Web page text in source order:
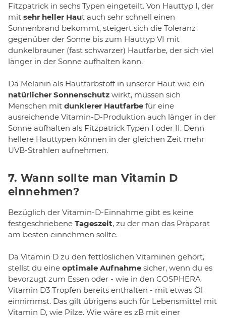
Fitzpatrick in sechs Typen eingeteilt. Von Hauttyp I, der
mit sehr heller Haut auch sehr schnell einen
Sonnenbrand bekommt, steigert sich die Toleranz
gegenüber der Sonne bis zum Hauttyp VI mit
dunkelbrauner (fast schwarzer) Hautfarbe, der sich viel
länger in der Sonne aufhalten kann.
Da Melanin als Hautfarbstoff in unserer Haut wie ein
natürlicher Sonnenschutz wirkt, müssen sich
Menschen mit dunklerer Hautfarbe für eine
ausreichende Vitamin-D-Produktion auch länger in der
Sonne aufhalten als Fitzpatrick Typen I oder II. Denn
hellere Hauttypen können in der gleichen Zeit mehr
UVB-Strahlen aufnehmen.
7. Wann sollte man Vitamin D
einnehmen?
Bezüglich der Vitamin-D-Einnahme gibt es keine
festgeschriebene Tageszeit, zu der man das Präparat
am besten einnehmen sollte.
Da Vitamin D zu den fettlöslichen Vitaminen gehört,
stellst du eine optimale Aufnahme sicher, wenn du es
bevorzugt zum Essen oder - wie in den COSPHERA
Vitamin D3 Tropfen bereits enthalten - mit etwas Öl
einnimmst. Das gilt übrigens auch für Lebensmittel mit
Vitamin D, wie Pilze. Wie wäre es zB mit einer